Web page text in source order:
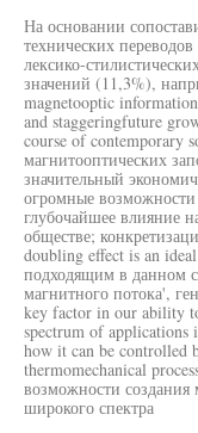
На основании
технических
лексико-
значений (11,3%),
magnetooptic
and staggeringfuture
course of contemporary
магнитооптических
значительный
огромные возможности
глубочайшее влияние
обществе;
doubling effect is an
подходящим в данном
магнитного потока',
key factor in our ability
spectrum of applications
how it can be controlled
thermomechanical
возможности
широкого спектра